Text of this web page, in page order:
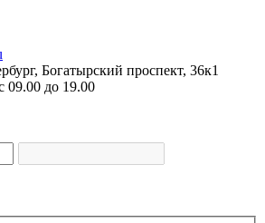
Богатырский проспект, 36к1
09.00 до 19.00